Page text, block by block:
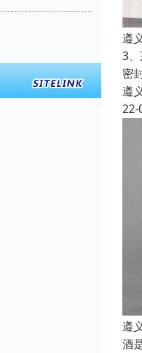
遵
3
密
遵
22-
遵
酒